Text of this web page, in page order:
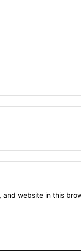
and website in this